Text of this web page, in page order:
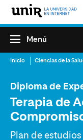
Menú
Inicio Ciencias de la
Diploma de
Terapia de
Plan de estudios